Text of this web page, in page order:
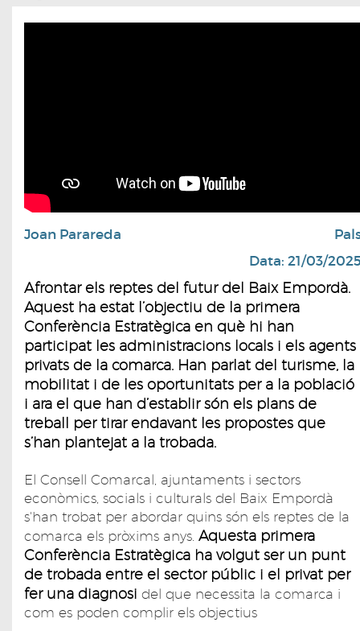
Joan Parareda
Data: 21/03/
Afrontar els reptes del futur del Baix Empordà.
Aquest ha estat l’objectiu de la primera
Conferència Estratègica en què hi han
participat les administracions locals i els agents
privats de la comarca. Han parlat del turisme, la
mobilitat i de les oportunitats per a la població
i ara el que han d’establir són els plans de
treball per tirar endavant les propostes que
s’han plantejat a la trobada.
El Consell Comarcal, ajuntaments i sectors
econòmics, socials i culturals del Baix Empordà
s'han trobat per abordar quins són els reptes de la
comarca els pròxims anys. Aquesta primera
Conferència Estratègica ha volgut ser un punt
de trobada entre el sector públic i el privat per
fer una diagnosi del que necessita la comarca i
com es poden complir els objectius